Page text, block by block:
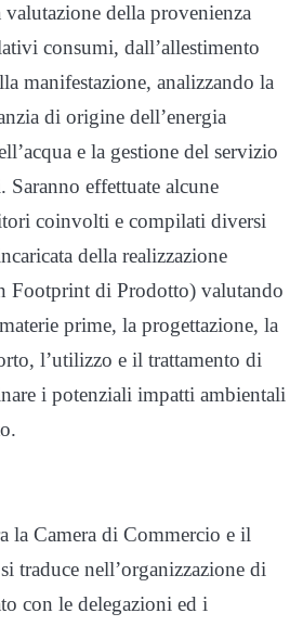
della provenienza
consumi, dall’allestimento
manifestazione, analizzando la
di origine dell’energia
e la gestione del servizio
effettuate alcune
coinvolti e compilati diversi
della realizzazione
Footprint di Prodotto) valutando
prime, la progettazione, la
l’utilizzo e il trattamento di
i potenziali impatti ambientali
la Camera di Commercio e il
traduce nell’organizzazione di
con le delegazioni ed i